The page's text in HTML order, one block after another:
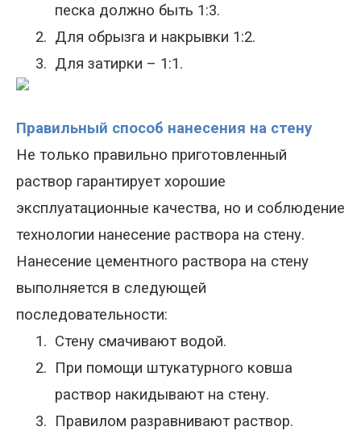
песка должно быть 1:3.
2. Для обрызга и накрывки 1:2.
3. Для затирки – 1:1.
Правильный способ нанесения на стену
Не только правильно приготовленный
раствор гарантирует хорошие
эксплуатационные качества, но и соблюдение
технологии нанесение раствора на стену.
Нанесение цементного раствора на стену
выполняется в следующей
последовательности:
1. Стену смачивают водой.
2. При помощи штукатурного ковша
раствор накидывают на стену.
3. Правилом разравнивают раствор.